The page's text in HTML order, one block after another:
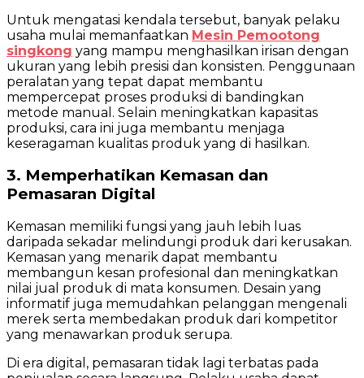
Untuk mengatasi kendala tersebut, banyak pelaku
usaha mulai memanfaatkan Mesin Pemootong
singkong yang mampu menghasilkan irisan dengan
ukuran yang lebih presisi dan konsisten. Penggunaan
peralatan yang tepat dapat membantu
mempercepat proses produksi di bandingkan
metode manual. Selain meningkatkan kapasitas
produksi, cara ini juga membantu menjaga
keseragaman kualitas produk yang di hasilkan.
3. Memperhatikan Kemasan dan
Pemasaran Digital
Kemasan memiliki fungsi yang jauh lebih luas
daripada sekadar melindungi produk dari kerusakan.
Kemasan yang menarik dapat membantu
membangun kesan profesional dan meningkatkan
nilai jual produk di mata konsumen. Desain yang
informatif juga memudahkan pelanggan mengenali
merek serta membedakan produk dari kompetitor
yang menawarkan produk serupa.
Di era digital, pemasaran tidak lagi terbatas pada